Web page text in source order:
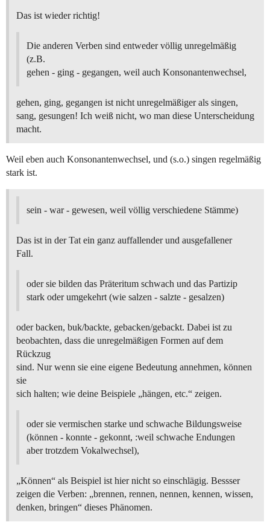
Das ist wieder richtig!
Die anderen Verben sind entweder völlig unregelmäßig
(z.B.
gehen - ging - gegangen, weil auch Konsonantenwechsel,
gehen, ging, gegangen ist nicht unregelmäßiger als singen,
sang, gesungen! Ich weiß nicht, wo man diese Unterscheidung
macht.
Weil eben auch Konsonantenwechsel, und (s.o.) singen regelmäßig
stark ist.
sein - war - gewesen, weil völlig verschiedene Stämme)
Das ist in der Tat ein ganz auffallender und ausgefallener
Fall.
oder sie bilden das Präteritum schwach und das Partizip
stark oder umgekehrt (wie salzen - salzte - gesalzen)
oder backen, buk/backte, gebacken/gebackt. Dabei ist zu
beobachten, dass die unregelmäßigen Formen auf dem
Rückzug
sind. Nur wenn sie eine eigene Bedeutung annehmen, können
sie
sich halten; wie deine Beispiele „hängen, etc.“ zeigen.
oder sie vermischen starke und schwache Bildungsweise
(können - konnte - gekonnt, :weil schwache Endungen
aber trotzdem Vokalwechsel),
„Können“ als Beispiel ist hier nicht so einschlägig. Bessser
zeigen die Verben: „brennen, rennen, nennen, kennen, wissen,
denken, bringen“ dieses Phänomen.